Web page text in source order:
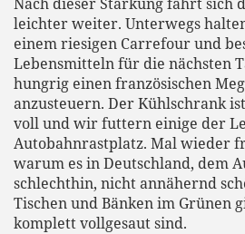
leichter weiter. Unterwegs
einem riesigen Carrefour und
Lebensmitteln für die nächsten
hungrig einen französischen
anzusteuern. Der Kühlschrank
voll und wir futtern einige der
Autobahnrastplatz. Mal wieder
warum es in Deutschland, dem
schlechthin, nicht annähernd
Tischen und Bänken im Grünen
komplett vollgesaut sind.